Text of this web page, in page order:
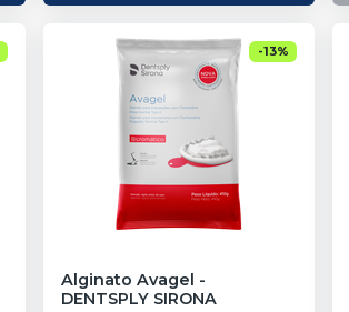
-13%
Alginato Avagel -
DENTSPLY SIRONA